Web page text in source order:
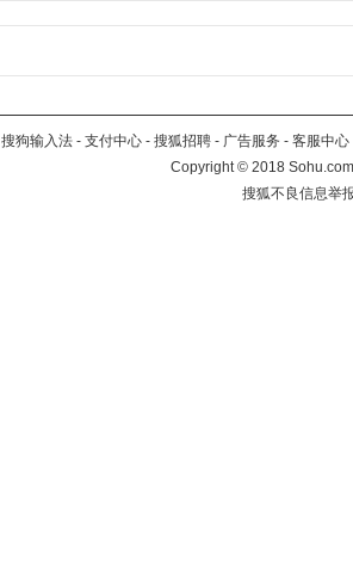
搜狗输入法 - 支付中心 - 搜狐招聘 - 广告服务 - 客服中心
Copyright©2018
搜狐不良信息举